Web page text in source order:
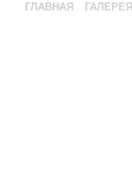
ГЛАВНАЯ ГАЛЕРЕЯ